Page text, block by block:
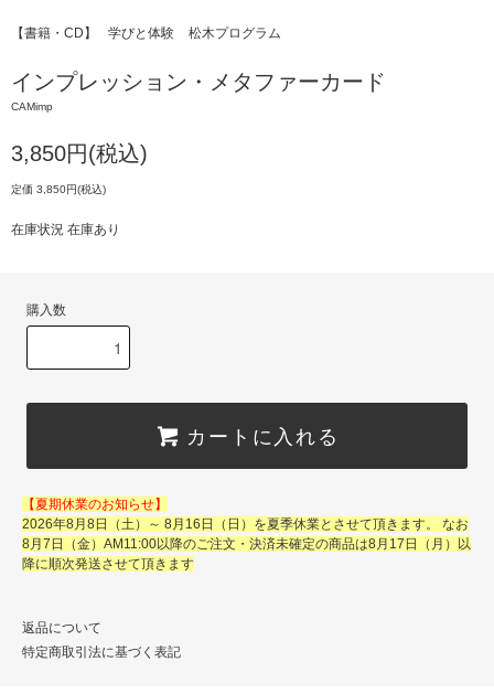
【書籍・CD】 学びと体験 松木プログラム
インプレッション・メタファーカード
CAMimp
3,850円(税込)
定価 3,850円(税込)
在庫状況 在庫あり
購入数
カートに入れる
【夏期休業のお知らせ】
2026年8月8日（土）～ 8月16日（日）を夏季休業とさせて頂きます。 なお
8月7日（金）AM11:00以降のご注文・決済未確定の商品は8月17日（月）以
降に順次発送させて頂きます
返品について
特定商取引法に基づく表記